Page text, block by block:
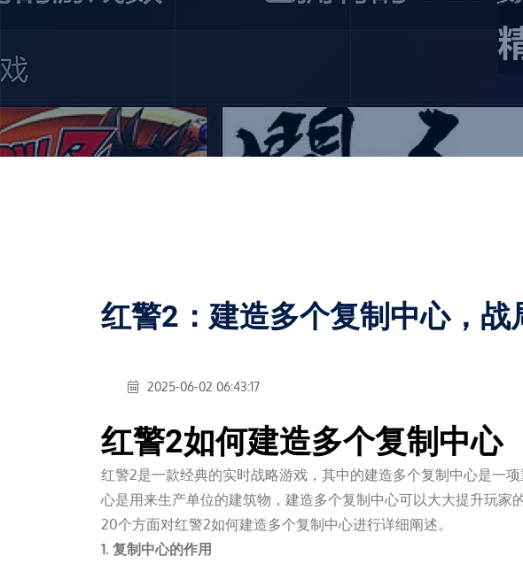
红警2：建造多个复制中心，战
2025-06-02 06:43:17
红警2如何建造多个复制中心
红警2是一款经典的实时战略游戏，其中的建造多个复制中心是一
心是用来生产单位的建筑物，建造多个复制中心可以大大提升玩家
20个方面对红警2如何建造多个复制中心进行详细阐述。
1. 复制中心的作用